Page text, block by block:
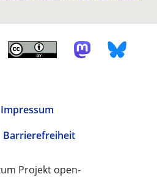
Impressum
Barrierefreiheit
Projekt open-